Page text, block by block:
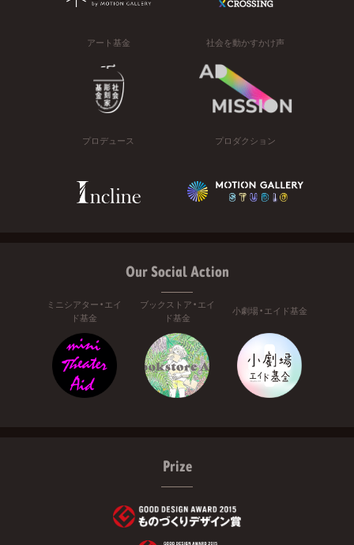
アート基金 社会を動かすかけ声
プロデュース プロダクション
Our Social Action
ミニシアター・エイ
ド基金
ブックストア・エイ
ド基金
小劇場・エイド基金
Prize